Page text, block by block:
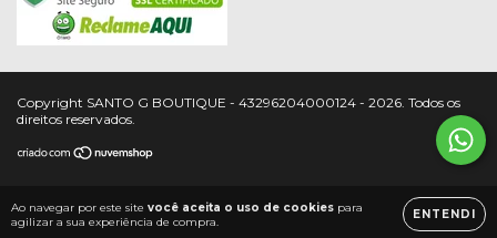
Ao navegar por este site você aceita o uso de cookies para
agilizar a sua experiência de compra.
ENTENDI
Copyright SANTO G BOUTIQUE - 43296204000124 - 2026. Todos os
direitos reservados.